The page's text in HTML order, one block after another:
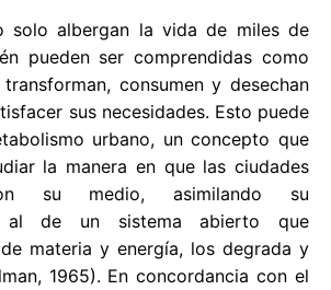
solo albergan la vida de miles de
pueden ser comprendidas como
consumen y desechan
sus necesidades. Esto puede
urbano, un concepto que
la manera en que las ciudades
su medio, asimilando su
al de un sistema abierto que
materia y energía, los degrada y
1965). En concordancia con el